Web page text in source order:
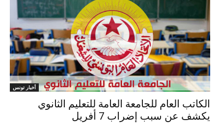
أخبار تونس
الكاتب العام للجامعة العامة للتعليم الثانوي
يكشف عن سبب إضراب 7 أفريل